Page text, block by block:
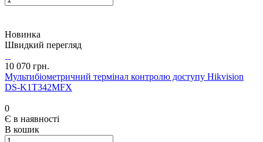
Новинка
Швидкий перегляд
10 070 грн.
Мультибіометричний термінал контролю доступу Hikvision
DS-K1T342MFX
0
Є в наявності
В кошик